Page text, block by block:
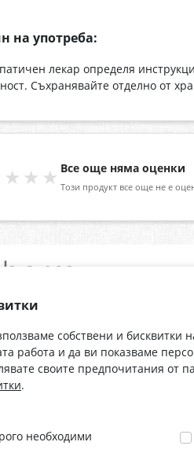
на употреба:
лекар определя
Съхранявайте отделно от
Все още няма оценки
Този продукт все още не е
Доставка
Гаранция
Плащане
Как да поръчам
666
собствени и бисквитки
работа и да ви показваме
своите предпочитания от
.
необходими